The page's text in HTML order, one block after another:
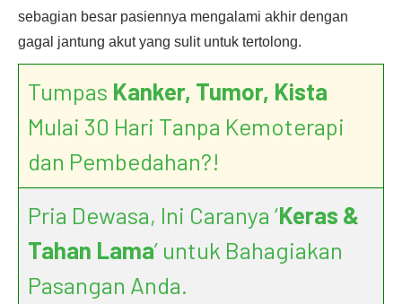
sebagian besar pasiennya mengalami akhir dengan
gagal jantung akut yang sulit untuk tertolong.
Tumpas Kanker, Tumor, Kista
Mulai 30 Hari Tanpa Kemoterapi
dan Pembedahan?!
Pria Dewasa, Ini Caranya ‘Keras &
Tahan Lama’ untuk Bahagiakan
Pasangan Anda.